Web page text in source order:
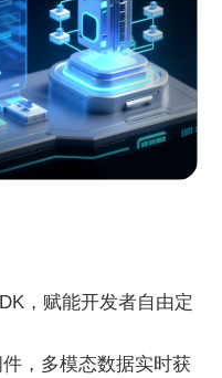
，赋能开发者自由定
，多模态数据实时获